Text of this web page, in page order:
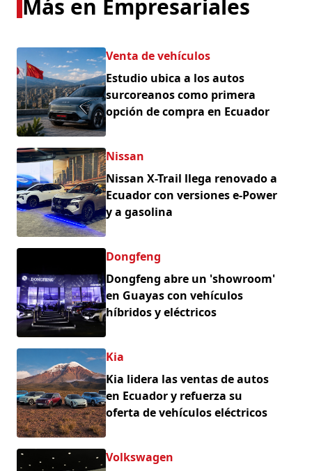
Más en Empresariales
Venta de vehículos
Estudio ubica a los autos
surcoreanos como primera
opción de compra en Ecuador
Nissan
Nissan X-Trail llega renovado a
Ecuador con versiones e-Power
y a gasolina
Dongfeng
Dongfeng abre un 'showroom'
en Guayas con vehículos
híbridos y eléctricos
Kia
Kia lidera las ventas de autos
en Ecuador y refuerza su
oferta de vehículos eléctricos
Volkswagen